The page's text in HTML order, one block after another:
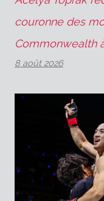
couronne des
Commonwealth
8 août 2026